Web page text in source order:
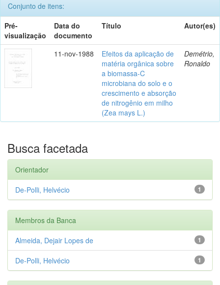
Conjunto de itens:
Pré-
visualização
Data do
documento
Título Autor(es)
11-nov-1988
Efeitos da aplicação de
matéria orgânica sobre
a biomassa-C
microbiana do solo e o
crescimento e absorção
de nitrogênio em milho
(Zea mays L.)
Demétrio,
Ronaldo
Busca facetada
Orientador
1
De-Polli, Helvécio
Membros da Banca
1
Almeida, Dejair Lopes de
1
De-Polli, Helvécio